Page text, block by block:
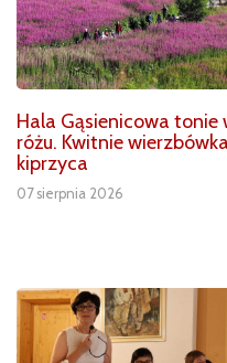
Hala Gąsienicowa tonie
różu. Kwitnie wierzbówka
kiprzyca
07 sierpnia 2026